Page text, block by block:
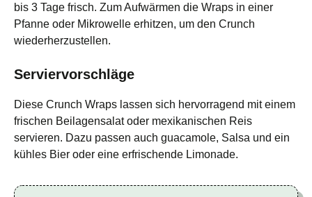
bis 3 Tage frisch. Zum Aufwärmen die Wraps in einer
Pfanne oder Mikrowelle erhitzen, um den Crunch
wiederherzustellen.
Serviervorschläge
Diese Crunch Wraps lassen sich hervorragend mit einem
frischen Beilagensalat oder mexikanischen Reis
servieren. Dazu passen auch guacamole, Salsa und ein
kühles Bier oder eine erfrischende Limonade.